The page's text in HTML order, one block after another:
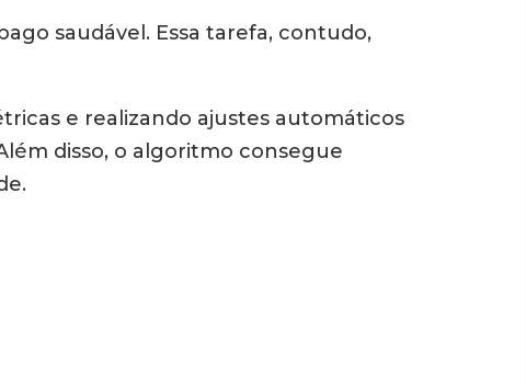
saudável. Essa tarefa, contudo,
e realizando ajustes automáticos
disso, o algoritmo consegue